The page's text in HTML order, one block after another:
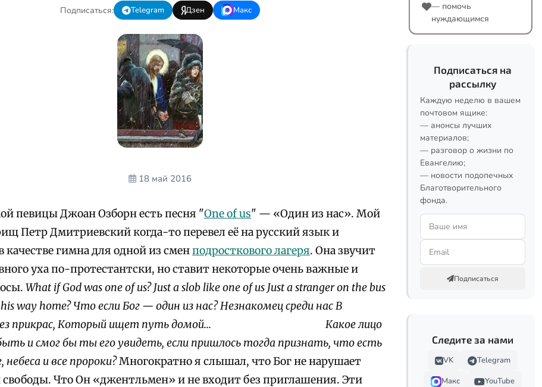
Подписаться: Telegram Дзен Макс
18 май 2016
певицы Джоан Озборн есть песня "One of us" — «Один из нас». Мой
Петр Дмитриевский когда-то перевел её на русский язык и
качестве гимна для одной из сменподросткового лагеря. Она звучит
уха по-протестантски, но ставит некоторые очень важные и
What if God was one of us? Just a slob like one of us Just a stranger on the bus
way home? Что если Бог — один из нас? Незнакомец среди нас В
прикрас, Который ищет путь домой...
Какое лицо
и смог бы ты его увидеть, если пришлось тогда признать, что есть
и все пророки?Многократно я слышал, что Бог не нарушает
свободы. Что Он «джентльмен» и не входит без приглашения. Эти
— помочь
нуждающимся
Подписаться на
рассылку
Каждую неделю в вашем
почтовом ящике:
— анонсы лучших
материалов;
— разговор о жизни по
Евангелию;
— новости подопечных
Благотворительного
фонда.
Подписаться
Следите за нами
VK
Telegram
Макс
YouTube